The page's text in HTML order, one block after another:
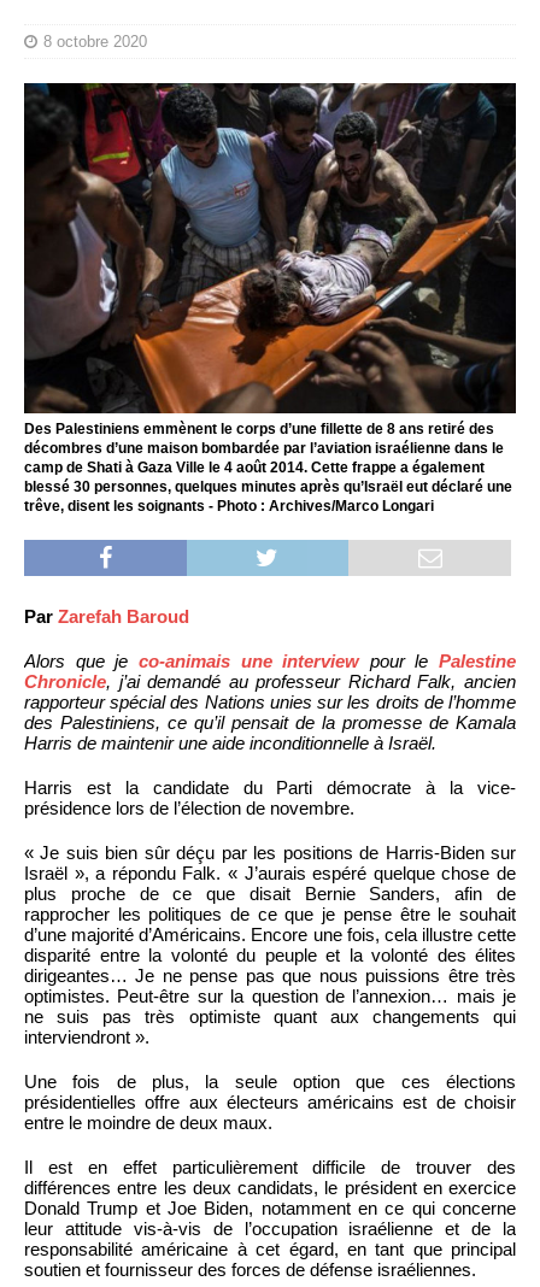
8 octobre 2020
Des Palestiniens emmènent le corps d’une fillette de 8 ans retiré des
décombres d’une maison bombardée par l’aviation israélienne dans le
camp de Shati à Gaza Ville le 4 août 2014. Cette frappe a également
blessé 30 personnes, quelques minutes après qu’Israël eut déclaré une
trêve, disent les soignants - Photo : Archives/Marco Longari
Par Zarefah Baroud
Alors que je co-animais une interviewpour le Palestine
Chronicle, j’ai demandé au professeur Richard Falk, ancien
rapporteur spécial des Nations unies sur les droits de l’homme
des Palestiniens, ce qu’il pensait de la promesse de Kamala
Harris de maintenir une aide inconditionnelle à Israël.
Harris est la candidate du Parti démocrate à la vice-
présidence lors de l’élection de novembre.
« Je suis bien sûr déçu par les positions de Harris-Biden sur
Israël », a répondu Falk. « J’aurais espéré quelque chose de
plus proche de ce que disait Bernie Sanders, afin de
rapprocher les politiques de ce que je pense être le souhait
d’une majorité d’Américains. Encore une fois, cela illustre cette
disparité entre la volonté du peuple et la volonté des élites
dirigeantes… Je ne pense pas que nous puissions être très
optimistes. Peut-être sur la question de l’annexion… mais je
ne suis pas très optimiste quant aux changements qui
interviendront ».
Une fois de plus, la seule option que ces élections
présidentielles offre aux électeurs américains est de choisir
entre le moindre de deux maux.
Il est en effet particulièrement difficile de trouver des
différences entre les deux candidats, le président en exercice
Donald Trump et Joe Biden, notamment en ce qui concerne
leur attitude vis-à-vis de l’occupation israélienne et de la
responsabilité américaine à cet égard, en tant que principal
soutien et fournisseur des forces de défense israéliennes.